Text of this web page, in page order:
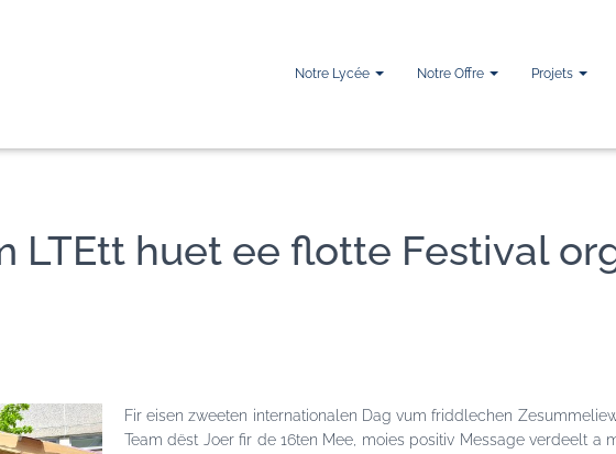
Notre Lycée Notre Offre Projets
LTEtt huet ee flotte Festival
Fir eisen zweeten internationalen Dag vum friddlechen
Team dëst Joer fir de 16ten Mee, moies positiv Message verdeelt a